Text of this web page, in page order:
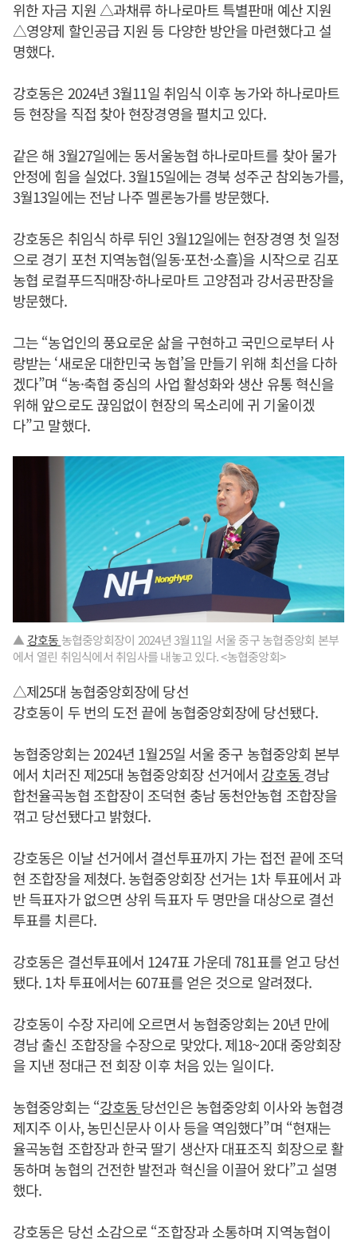
위한 자금 지원 △과채류 하나로마트 특별판매 예산 지원
△영양제 할인공급 지원 등 다양한 방안을 마련했다고 설
명했다.
강호동은 2024년 3월11일 취임식 이후 농가와 하나로마트
등 현장을 직접 찾아 현장경영을 펼치고 있다.
같은 해 3월27일에는 동서울농협 하나로마트를 찾아 물가
안정에 힘을 실었다. 3월15일에는 경북 성주군 참외농가를,
3월13일에는 전남 나주 멜론농가를 방문했다.
강호동은 취임식 하루 뒤인 3월12일에는 현장경영 첫 일정
으로 경기 포천 지역농협(일동·포천·소흘)을 시작으로 김포
농협 로컬푸드직매장·하나로마트 고양점과 강서공판장을
방문했다.
그는 “농업인의 풍요로운 삶을 구현하고 국민으로부터 사
랑받는 ‘새로운 대한민국 농협’을 만들기 위해 최선을 다하
겠다”며 “농·축협 중심의 사업 활성화와 생산 유통 혁신을
위해 앞으로도 끊임없이 현장의 목소리에 귀 기울이겠
다”고 말했다.
▲ 강호동 농협중앙회장이 2024년 3월11일 서울 중구 농협중앙회 본부
에서 열린 취임식에서 취임사를 내놓고 있다. <농협중앙회>
△제25대 농협중앙회장에 당선
강호동이 두 번의 도전 끝에 농협중앙회장에 당선됐다.
농협중앙회는 2024년 1월25일 서울 중구 농협중앙회 본부
에서 치러진 제25대 농협중앙회장 선거에서 강호동경남
합천율곡농협 조합장이 조덕현 충남 동천안농협 조합장을
꺾고 당선됐다고 밝혔다.
강호동은 이날 선거에서 결선투표까지 가는 접전 끝에 조덕
현 조합장을 제쳤다. 농협중앙회장 선거는 1차 투표에서 과
반 득표자가 없으면 상위 득표자 두 명만을 대상으로 결선
투표를 치른다.
강호동은 결선투표에서 1247표 가운데 781표를 얻고 당선
됐다. 1차 투표에서는 607표를 얻은 것으로 알려졌다.
강호동이 수장 자리에 오르면서 농협중앙회는 20년 만에
경남 출신 조합장을 수장으로 맞았다. 제18~20대 중앙회장
을 지낸 정대근 전 회장 이후 처음 있는 일이다.
농협중앙회는 “강호동당선인은 농협중앙회 이사와 농협경
제지주 이사, 농민신문사 이사 등을 역임했다”며 “현재는
율곡농협 조합장과 한국 딸기 생산자 대표조직 회장으로 활
동하며 농협의 건전한 발전과 혁신을 이끌어 왔다”고 설명
했다.
강호동은 당선 소감으로 “조합장과 소통하며 지역농협이